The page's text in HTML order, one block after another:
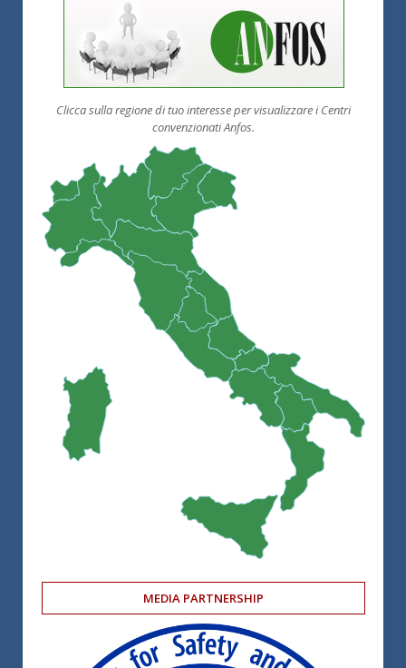
Clicca sulla regione di tuo interesse per visualizzare i Centri
convenzionati Anfos.
MEDIA PARTNERSHIP